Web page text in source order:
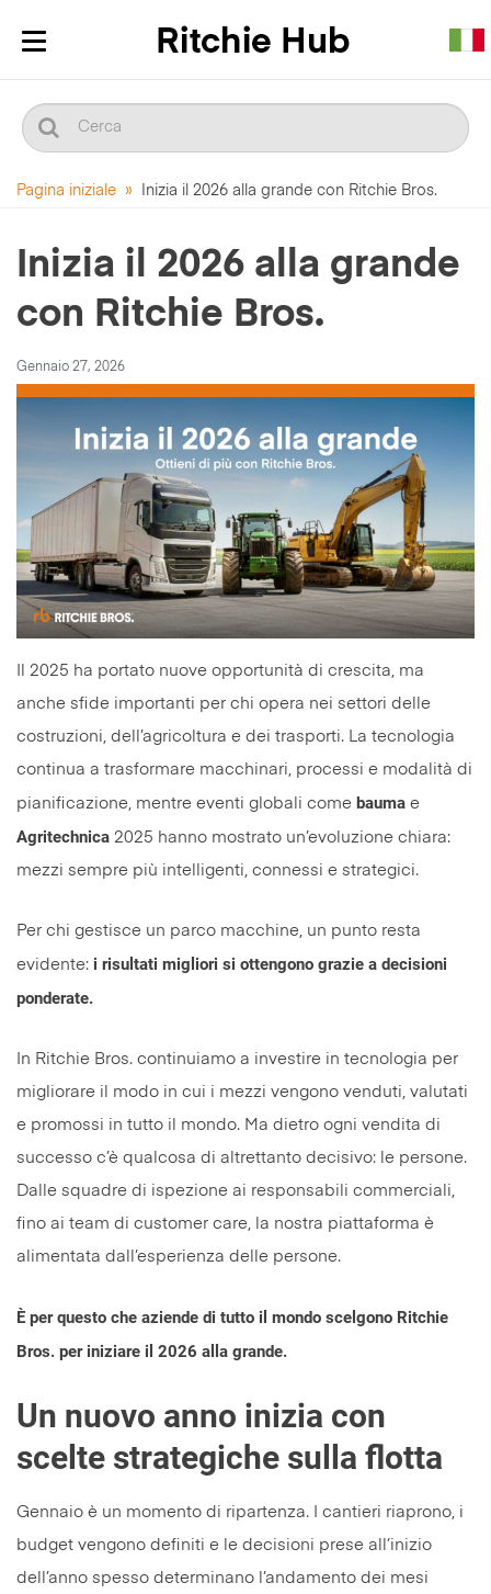
Mostra/nascondi
Pagina iniziale » Inizia il 2026 alla grande con Ritchie Bros.
Inizia il 2026 alla grande
con Ritchie Bros.
Gennaio 27, 2026
Il 2025 ha portato nuove opportunità di crescita, ma
anche sfide importanti per chi opera nei settori delle
costruzioni, dell’agricoltura e dei trasporti. La tecnologia
continua a trasformare macchinari, processi e modalità di
pianificazione, mentre eventi globali come bauma e
Agritechnica 2025 hanno mostrato un’evoluzione chiara:
mezzi sempre più intelligenti, connessi e strategici.
Per chi gestisce un parco macchine, un punto resta
evidente: i risultati migliori si ottengono grazie a decisioni
ponderate.
In Ritchie Bros. continuiamo a investire in tecnologia per
migliorare il modo in cui i mezzi vengono venduti, valutati
e promossi in tutto il mondo. Ma dietro ogni vendita di
successo c’è qualcosa di altrettanto decisivo: le persone.
Dalle squadre di ispezione ai responsabili commerciali,
fino ai team di customer care, la nostra piattaforma è
alimentata dall’esperienza delle persone.
È per questo che aziende di tutto il mondo scelgono Ritchie
Bros. per iniziare il 2026 alla grande.
Un nuovo anno inizia con
scelte strategiche sulla flotta
Gennaio è un momento di ripartenza. I cantieri riaprono, i
budget vengono definiti e le decisioni prese all’inizio
dell’anno spesso determinano l’andamento dei mesi